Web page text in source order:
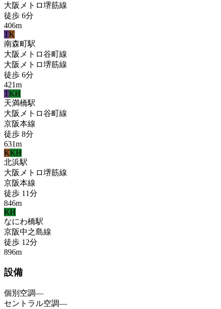
大阪メトロ堺筋線
徒歩 6分
406m
TK
南森町駅
大阪メトロ谷町線
大阪メトロ堺筋線
徒歩 6分
421m
TKH
天満橋駅
大阪メトロ谷町線
京阪本線
徒歩 8分
631m
KKH
北浜駅
大阪メトロ堺筋線
京阪本線
徒歩 11分
846m
KH
なにわ橋駅
京阪中之島線
徒歩 12分
896m
設備
個別空調—
セントラル空調—